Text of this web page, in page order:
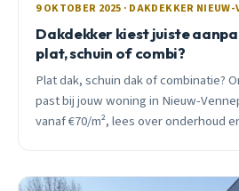
9 OKTOBER 2025 · DAKDEKKER NIEUW-
Dakdekker kiest juiste
plat, schuin of combi?
Plat dak, schuin dak of combinatie?
past bij jouw woning in Nieuw-
vanaf €70/m², lees over onderhoud